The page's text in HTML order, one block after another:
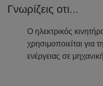
Γνωρίζεις οτι...
Ο ηλεκτρικός
χρησιμοποιείται για
ενέργειας σε